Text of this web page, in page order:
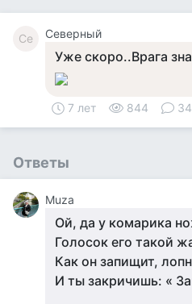
Се Северный
Уже скоро..Врага
7 лет 844 34
Ответы
Muza
Ой, да у комарика
Голосок его такой
Как он запищит,
И ты закричишь: «